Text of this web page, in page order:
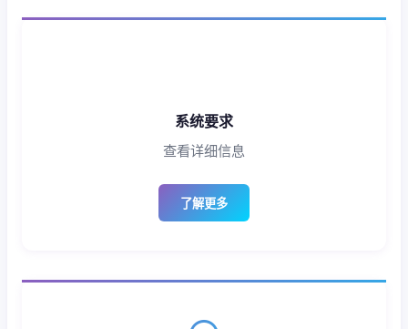
系统要求
查看详细信息
了解更多